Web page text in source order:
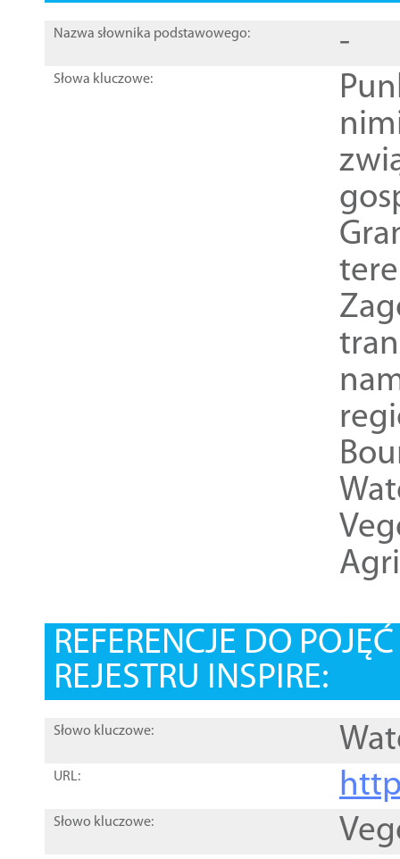
Nazwa słownika podstawowego: -
Słowa kluczowe:
REFERENCJE DO
REJESTRU INSPIRE:
Słowo kluczowe:
URL:
Słowo kluczowe: